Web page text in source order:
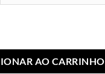
AO CARRINHO